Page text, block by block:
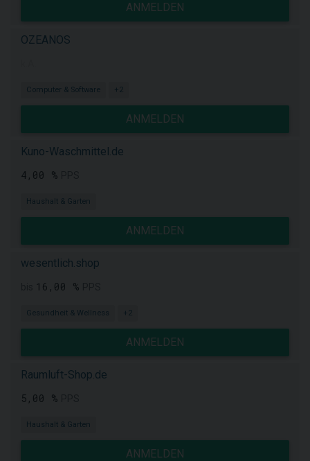
ANMELDEN
OZEANOS
Computer & Software +2
ANMELDEN
Kuno-Waschmittel.de
4,00 %
Haushalt & Garten
ANMELDEN
wesentlich.shop
16,00 %
Gesundheit & Wellness +2
ANMELDEN
Raumluft-Shop.de
5,00 %
Haushalt & Garten
ANMELDEN